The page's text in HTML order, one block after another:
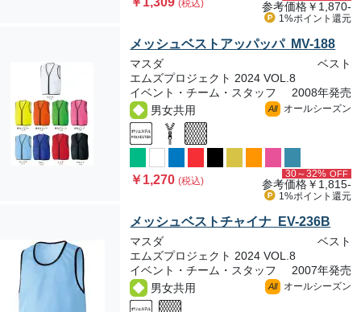
(税込) 参考価格￥1,870-
1%ポイント 還元
メッシュベストアッパッパ MV-188
マスダ
ベスト
エムズプロジェクト 2024 VOL.8
イベント・チーム・スタッフ
2008年発売
男女共用
All オールシーズン
￥1,270(税込)
30～32% OFF
参考価格￥1,815-
1%ポイント 還元
メッシュベストチャイナ EV-236B
マスダ
ベスト
エムズプロジェクト 2024 VOL.8
イベント・チーム・スタッフ
2007年発売
男女共用
All オールシーズン